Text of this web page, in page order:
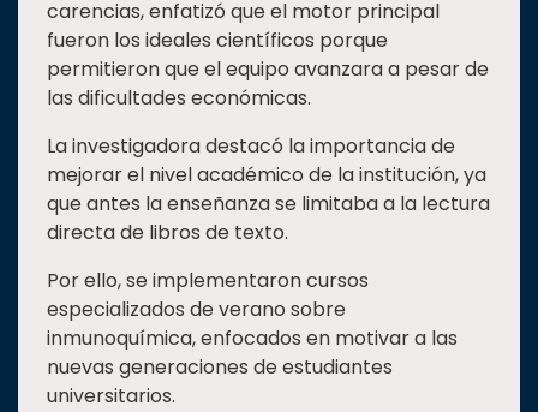
carencias, enfatizó que el motor principal
fueron los ideales científicos porque
permitieron que el equipo avanzara a pesar de
las dificultades económicas.
La investigadora destacó la importancia de
mejorar el nivel académico de la institución, ya
que antes la enseñanza se limitaba a la lectura
directa de libros de texto.
Por ello, se implementaron cursos
especializados de verano sobre
inmunoquímica, enfocados en motivar a las
nuevas generaciones de estudiantes
universitarios.